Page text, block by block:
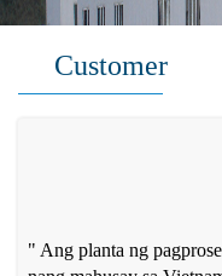
Customer
" Ang planta ng